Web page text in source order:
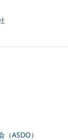
ASDO）